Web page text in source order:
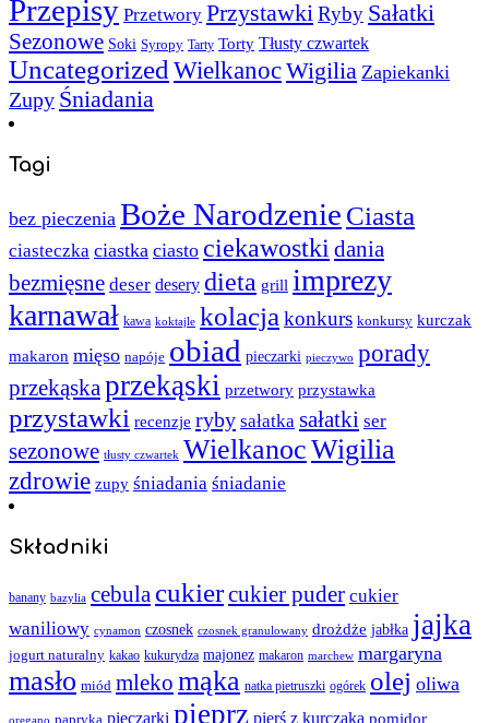
Przepisy Przetwory PrzystawkiRyby Sałatki
Sezonowe Soki Syropy Tarty Torty Tłusty czwartek
UncategorizedWielkanocWigilia Zapiekanki
Zupy Śniadania
Tagi
bez pieczenia Boże Narodzenie Ciasta
ciasteczka ciastka ciasto ciekawostki dania
bezmięsne deser desery dieta grill imprezy
karnawał kawa koktajle kolacja konkurs konkursy kurczak
makaron mięso napóje obiad pieczarki pieczywo porady
przekąskaprzekąski przetwory przystawka
przystawki recenzje ryby sałatka sałatki ser
sezonowe tłusty czwartek WielkanocWigilia
zdrowie zupy śniadania śniadanie
Składniki
banany bazylia cebula cukiercukier puder cukier
waniliowy cynamon czosnek czosnek granulowany drożdże jabłka jajka
jogurt naturalny kakao kukurydza majonez makaron marchew margaryna
masło miód mleko mąka natka pietruszki ogórek olej oliwa
oregano papryka pieczarki pieprz pierś z kurczaka pomidor